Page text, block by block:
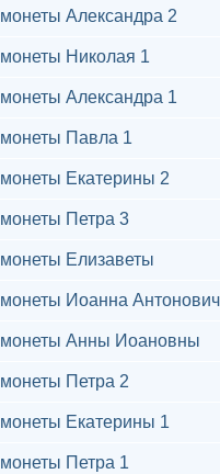
монеты Александра 2
монеты Николая 1
монеты Александра 1
монеты Павла 1
монеты Екатерины 2
монеты Петра 3
монеты Елизаветы
монеты Иоанна
монеты Анны Иоановны
монеты Петра 2
монеты Екатерины 1
монеты Петра 1